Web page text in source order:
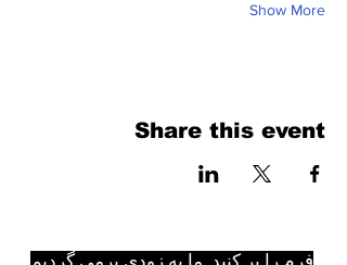
Show More
Share this event